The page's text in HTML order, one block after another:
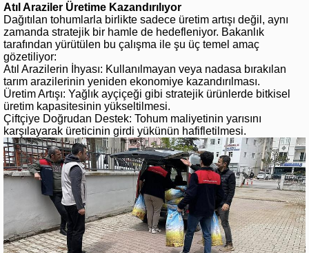
Atıl Araziler Üretime Kazandırılıyor
Dağıtılan tohumlarla birlikte sadece üretim artışı değil, aynı
zamanda stratejik bir hamle de hedefleniyor. Bakanlık
tarafından yürütülen bu çalışma ile şu üç temel amaç
gözetiliyor:
Atıl Arazilerin İhyası: Kullanılmayan veya nadasa bırakılan
tarım arazilerinin yeniden ekonomiye kazandırılması.
Üretim Artışı: Yağlık ayçiçeği gibi stratejik ürünlerde bitkisel
üretim kapasitesinin yükseltilmesi.
Çiftçiye Doğrudan Destek: Tohum maliyetinin yarısını
karşılayarak üreticinin girdi yükünün hafifletilmesi.